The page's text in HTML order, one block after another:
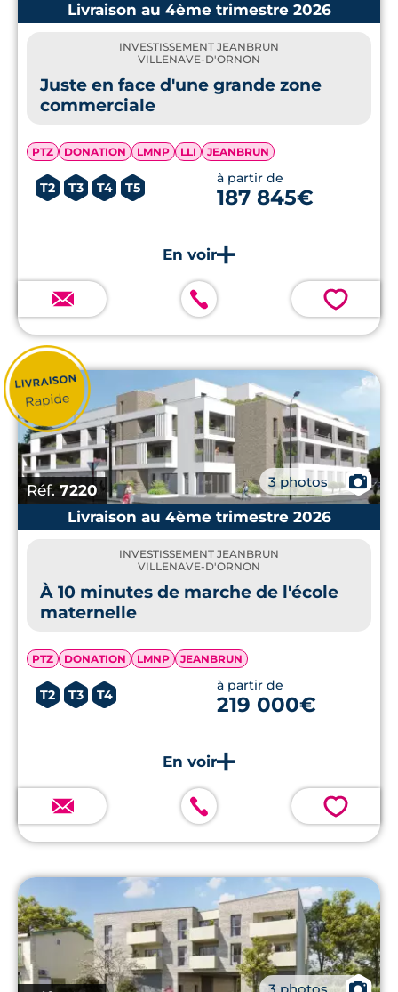
Livraison au 4ème trimestre 2026
INVESTISSEMENT JEANBRUN
VILLENAVE-D'ORNON
Juste en face d'une grande zone
commerciale
PTZ DONATION LMNP LLI JEANBRUN
T2 T3 T4 T5
à partir de
187 845€
💗
Réf.7220 3 photos
📷
Livraison au 4ème trimestre 2026
INVESTISSEMENT JEANBRUN
VILLENAVE-D'ORNON
À 10 minutes de marche de l'école
maternelle
PTZ DONATION LMNP JEANBRUN
T2 T3 T4
à partir de
219 000€
💗